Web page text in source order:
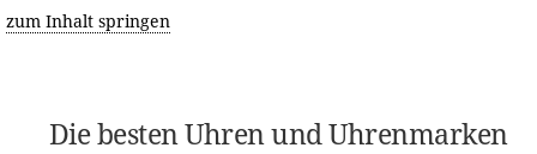
zum Inhalt springen
Die besten Uhren und Uhrenmarken